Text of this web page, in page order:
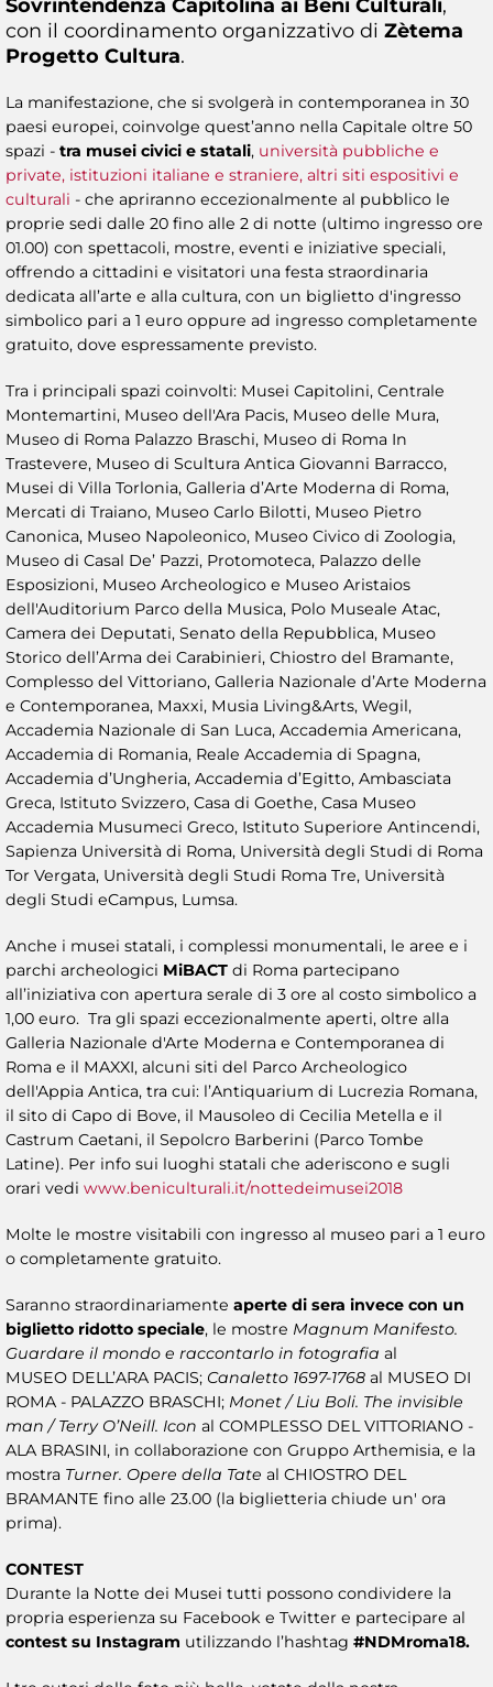
Sovrintendenza Capitolina ai Beni Culturali,
con il coordinamento organizzativo di Zètema
Progetto Cultura.
La manifestazione, che si svolgerà in contemporanea in 30
paesi europei, coinvolge quest’anno nella Capitale oltre 50
spazi - tra musei civici e statali, università pubbliche e
private, istituzioni italiane e straniere, altri siti espositivi e
culturali - che apriranno eccezionalmente al pubblico le
proprie sedi dalle 20 fino alle 2 di notte (ultimo ingresso ore
01.00) con spettacoli, mostre, eventi e iniziative speciali,
offrendo a cittadini e visitatori una festa straordinaria
dedicata all’arte e alla cultura, con un biglietto d'ingresso
simbolico pari a 1 euro oppure ad ingresso completamente
gratuito, dove espressamente previsto.
Tra i principali spazi coinvolti: Musei Capitolini, Centrale
Montemartini, Museo dell'Ara Pacis, Museo delle Mura,
Museo di Roma Palazzo Braschi, Museo di Roma In
Trastevere, Museo di Scultura Antica Giovanni Barracco,
Musei di Villa Torlonia, Galleria d’Arte Moderna di Roma,
Mercati di Traiano, Museo Carlo Bilotti, Museo Pietro
Canonica, Museo Napoleonico, Museo Civico di Zoologia,
Museo di Casal De’ Pazzi, Protomoteca, Palazzo delle
Esposizioni, Museo Archeologico e Museo Aristaios
dell'Auditorium Parco della Musica, Polo Museale Atac,
Camera dei Deputati, Senato della Repubblica, Museo
Storico dell’Arma dei Carabinieri, Chiostro del Bramante,
Complesso del Vittoriano, Galleria Nazionale d’Arte Moderna
e Contemporanea, Maxxi, Musia Living&Arts, Wegil,
Accademia Nazionale di San Luca, Accademia Americana,
Accademia di Romania, Reale Accademia di Spagna,
Accademia d’Ungheria, Accademia d’Egitto, Ambasciata
Greca, Istituto Svizzero, Casa di Goethe, Casa Museo
Accademia Musumeci Greco, Istituto Superiore Antincendi,
Sapienza Università di Roma, Università degli Studi di Roma
Tor Vergata, Università degli Studi Roma Tre, Università
degli Studi eCampus, Lumsa.
Anche i musei statali, i complessi monumentali, le aree e i
parchi archeologici MiBACT di Roma partecipano
all’iniziativa con apertura serale di 3 ore al costo simbolico a
1,00 euro. Tra gli spazi eccezionalmente aperti, oltre alla
Galleria Nazionale d'Arte Moderna e Contemporanea di
Roma e il MAXXI, alcuni siti del Parco Archeologico
dell'Appia Antica, tra cui: l’Antiquarium di Lucrezia Romana,
il sito di Capo di Bove, il Mausoleo di Cecilia Metella e il
Castrum Caetani, il Sepolcro Barberini (Parco Tombe
Latine). Per info sui luoghi statali che aderiscono e sugli
orari vedi www.beniculturali.it/nottedeimusei2018
Molte le mostre visitabili con ingresso al museo pari a 1 euro
o completamente gratuito.
Saranno straordinariamente aperte di sera invece con un
biglietto ridotto speciale, le mostre Magnum Manifesto.
Guardare il mondo e raccontarlo in fotografia al
MUSEO DELL’ARA PACIS; Canaletto 1697-1768 al MUSEO DI
ROMA - PALAZZO BRASCHI; Monet / Liu Boli. The invisible
man / Terry O’Neill. Icon al COMPLESSO DEL VITTORIANO -
ALA BRASINI, in collaborazione con Gruppo Arthemisia, e la
mostra Turner. Opere della Tate al CHIOSTRO DEL
BRAMANTE fino alle 23.00 (la biglietteria chiude un' ora
prima).
CONTEST
Durante la Notte dei Musei tutti possono condividere la
propria esperienza su Facebook e Twitter e partecipare al
contest su Instagram utilizzando l’hashtag #NDMroma18.